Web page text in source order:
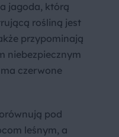
jagoda, którą
rośliną jest
przypominają
niebezpiecznym
czerwone
pod
leśnym, a